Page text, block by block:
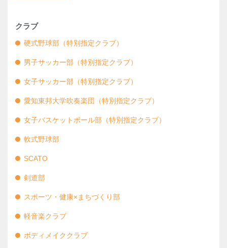
クラブ
硬式野球部（特別指定クラブ）
男子サッカー部（特別指定クラブ）
女子サッカー部（特別指定クラブ）
愛知東邦大学吹奏楽団（特別指定クラブ）
女子バスケットボール部（特別指定クラブ）
軟式野球部
SCATO
剣道部
スポーツ・健康×まちづくり部
軽音楽クラブ
ボディメイククラブ